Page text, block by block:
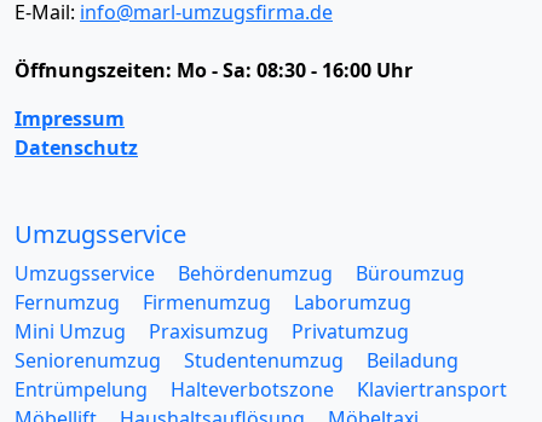
E-Mail: info@marl-umzugsfirma.de
Öffnungszeiten: Mo - Sa: 08:30 - 16:00 Uhr
Impressum
Datenschutz
Umzugsservice
Umzugsservice Behördenumzug
Büroumzug
Fernumzug
Firmenumzug
Laborumzug
Mini Umzug
Praxisumzug
Privatumzug
Seniorenumzug
Studentenumzug
Beiladung
Entrümpelung
Halteverbotszone
Klaviertransport